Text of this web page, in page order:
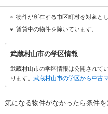
物件が所在する市区町村を対象と
賃貸中の物件を除いています。
武
蔵
村
山
に
武蔵村山市の学区情報
武蔵村山市の学区情報は公開されて
ります。 武蔵村山市の学区から中古
気になる物件がなかったら条件を